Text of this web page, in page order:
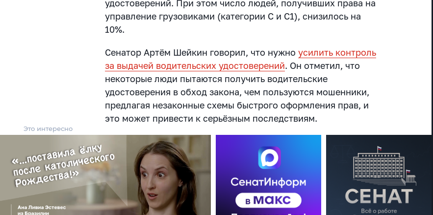
удостоверений. При этом число людей, получивших права на
управление грузовиками (категории С и С1), снизилось на
10%.
Сенатор Артём Шейкин говорил, что нужноусилить контроль
за выдачей водительских удостоверений. Он отметил, что
некоторые люди пытаются получить водительские
удостоверения в обход закона, чем пользуются мошенники,
предлагая незаконные схемы быстрого оформления прав, и
это может привести к серьёзным последствиям.
Это интересно